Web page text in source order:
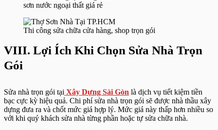
sơn nước ngoại thất giá rẻ
Thi công sửa chữa cửa hàng, shop trọn gói
VIII. Lợi Ích Khi Chọn Sửa Nhà Trọn
Gói
Sửa nhà trọn gói tại Xây Dựng Sài Gòn là dịch vụ tiết kiệm tiền
bạc cực kỳ hiệu quả. Chi phí sửa nhà trọn gói sẽ được nhà thầu xây
dựng đưa ra và chốt mức giá hợp lý. Mức giá này thấp hơn nhiều so
với khi quý khách sửa nhà từng phần hoặc tự sửa chữa nhà.